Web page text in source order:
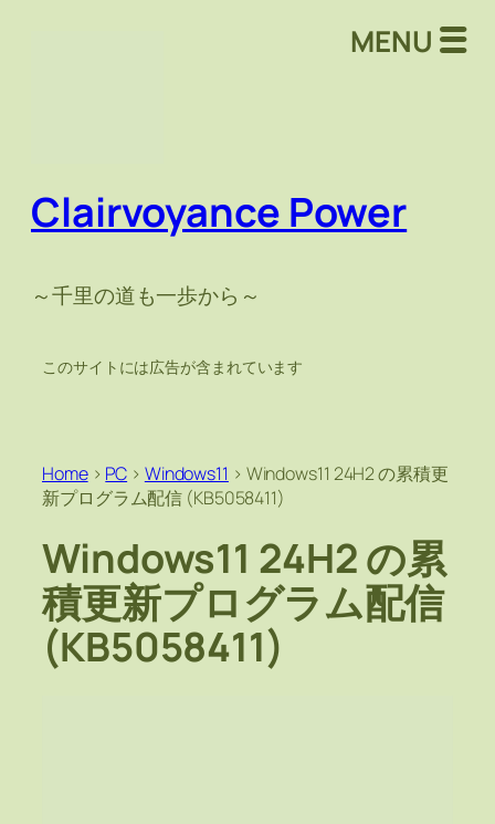
Clairvoyance Power
～千里の道も一歩から～
このサイトには広告が含まれています
Home> PC > Windows11 > Windows11 24H2 の累積更
新プログラム配信 (KB5058411)
Windows11 24H2 の累
積更新プログラム配信
(KB5058411)
MENU